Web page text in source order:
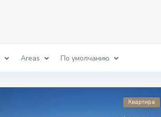
Areas По умолчанию
Квартира